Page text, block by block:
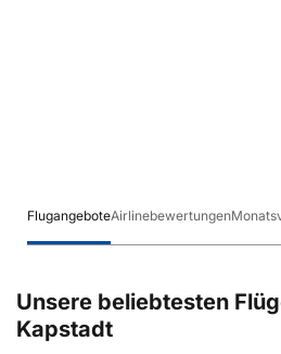
FlugangeboteAirlinebewertungen
Unsere beliebtesten
Kapstadt